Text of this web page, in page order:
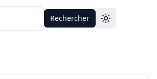
Rechercher Toggle theme